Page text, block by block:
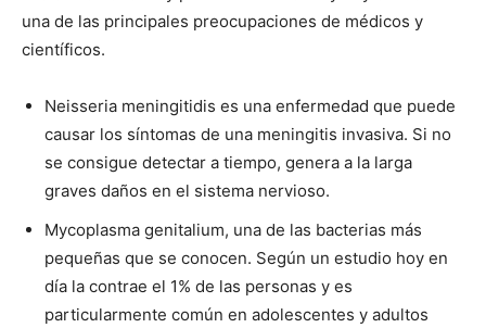
una de las principales preocupaciones de médicos y
científicos.
Neisseria meningitidis es una enfermedad que puede
causar los síntomas de una meningitis invasiva. Si no
se consigue detectar a tiempo, genera a la larga
graves daños en el sistema nervioso.
Mycoplasma genitalium, una de las bacterias más
pequeñas que se conocen. Según un estudio hoy en
día la contrae el 1% de las personas y es
particularmente común en adolescentes y adultos